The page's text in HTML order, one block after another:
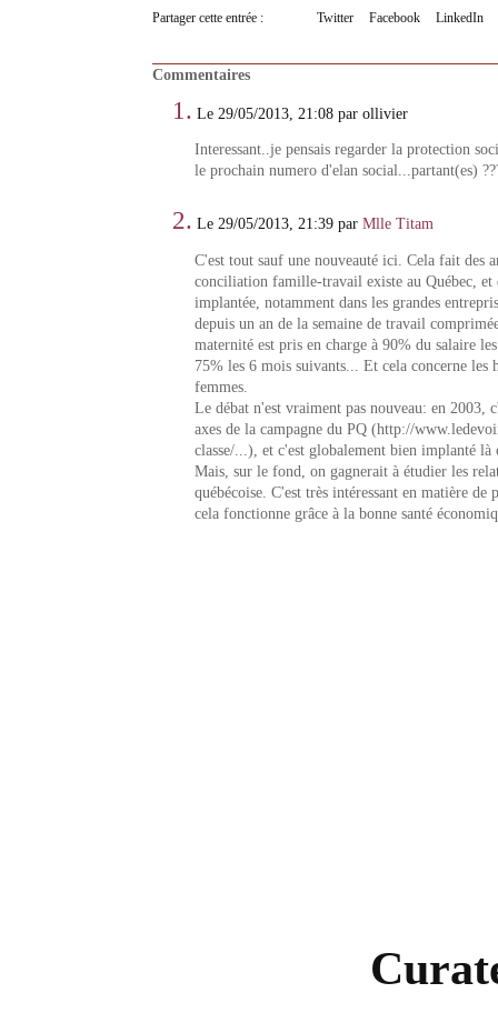
Partager cette entrée : Twitter Facebook LinkedIn
Commentaires
1. Le 29/05/2013, 21:08 par ollivier
Interessant..je pensais regarder la protection
le prochain numero d'elan social...partant(es)
2. Le 29/05/2013, 21:39 parMlle Titam
C'est tout sauf une nouveauté ici. Cela fait des
conciliation famille-travail existe au Québec, et
implantée, notamment dans les grandes
depuis un an de la semaine de travail
maternité est pris en charge à 90% du salaire
75% les 6 mois suivants... Et cela concerne les
femmes.
Le débat n'est vraiment pas nouveau: en 2003,
axes de la campagne du PQ (http://
classe/...), et c'est globalement bien implanté là
Mais, sur le fond, on gagnerait à étudier les
québécoise. C'est très intéressant en matière de
cela fonctionne grâce à la bonne santé